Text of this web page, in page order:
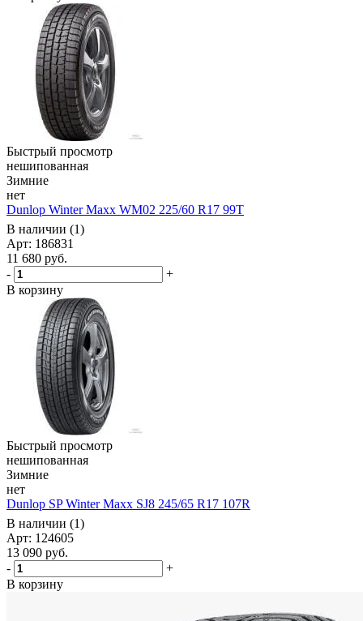
Быстрый просмотр
нешипованная
Зимние
нет
Dunlop Winter Maxx WM02 225/60 R17 99T
В наличии (1)
Арт: 186831
11 680 руб.
-
+
В корзину
Быстрый просмотр
нешипованная
Зимние
нет
Dunlop SP Winter Maxx SJ8 245/65 R17 107R
В наличии (1)
Арт: 124605
13 090 руб.
-
+
В корзину